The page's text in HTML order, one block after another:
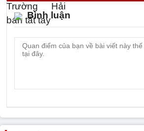
Bình luận